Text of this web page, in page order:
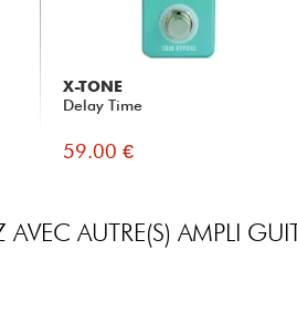
X-TONE
Delay Time
59.00 €
AUTRE(S) AMPLI